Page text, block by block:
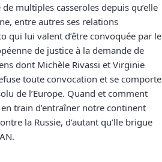
multiples casseroles depuis qu’elle
entre autres ses relations
qui lui valent d’être convoquée par le
de justice à la demande de
dont Michèle Rivassi et Virginie
toute convocation et se comporte
de l’Europe. Quand et comment
train d’entraîner notre continent
la Russie, d’autant qu’lle brigue